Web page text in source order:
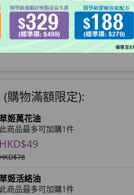
泰國燃脂瘦身無糖減肥咖啡13g x10包
購物滿額限定):
草姬萬花油
此商品最多可加購1件
HKD$49
草姬活絡油
此商品最多可加購1件